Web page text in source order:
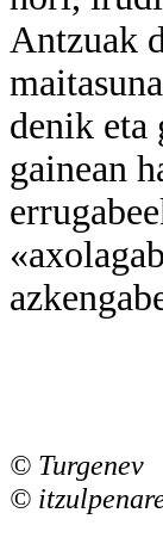
Antzuak
denik eta
gainean
© Turgenev
©